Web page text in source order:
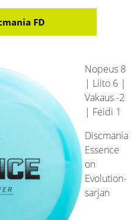
FD
Nopeus 8
| Liito 6 |
Vakaus -2
| Feidi 1
Discmania
Essence
on
Evolution-
sarjan